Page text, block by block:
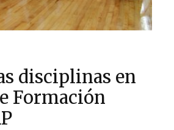
disciplinas en
Formación